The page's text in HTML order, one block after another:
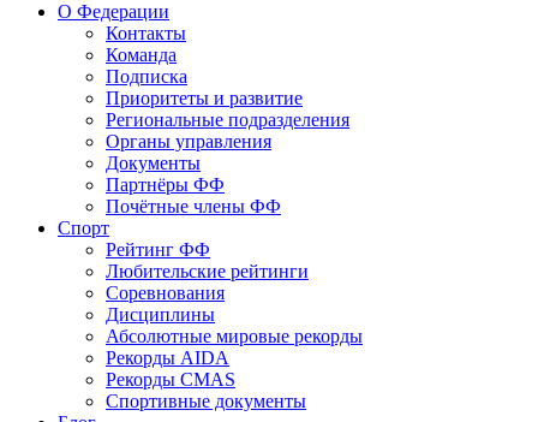
О Федерации
Контакты
Команда
Подписка
Приоритеты и развитие
Региональные подразделения
Органы управления
Документы
Партнёры ФФ
Почётные члены ФФ
Спорт
Рейтинг ФФ
Любительские рейтинги
Соревнования
Дисциплины
Абсолютные мировые рекорды
Рекорды AIDA
Рекорды CMAS
Спортивные документы